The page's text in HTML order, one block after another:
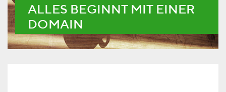
ALLES BEGINNT MIT EINER
DOMAIN